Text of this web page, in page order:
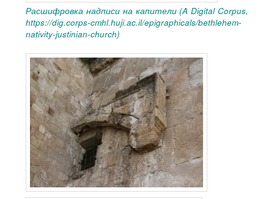
Расшифровка надписи на капители (A Digital Corpus,
https://dig.corps-cmhl.huji.ac.il/epigraphicals/bethlehem-
nativity-justinian-church)